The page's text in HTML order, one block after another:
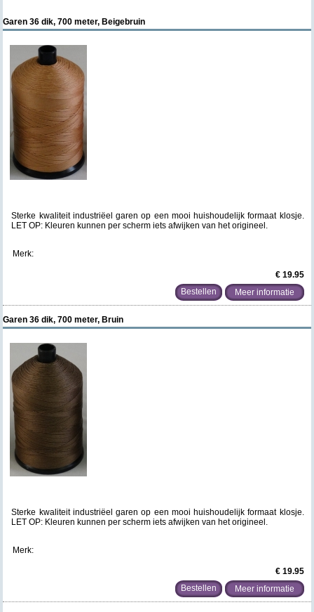
Garen 36 dik, 700 meter, Beigebruin
Sterke kwaliteit industriëel garen op een mooi huishoudelijk formaat klosje.
LET OP: Kleuren kunnen per scherm iets afwijken van het origineel.
Merk:
€ 19.95
Meer informatie
Garen 36 dik, 700 meter, Bruin
Sterke kwaliteit industriëel garen op een mooi huishoudelijk formaat klosje.
LET OP: Kleuren kunnen per scherm iets afwijken van het origineel.
Merk:
€ 19.95
Meer informatie